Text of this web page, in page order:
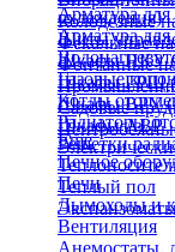
Колодезные
Фекальные
Фонтанные
Садовые
охлаждения)
Щиты
Шкафы НКУ
Шкафы ГРЩ
Шкафы ВРУ
Шкафы АВР
Арматура для
Арматура для
Газовые
Котлы
Радиаторы
Решетки
Теплый пол
Еще
Печное
Печи
Дымоходы и
Вентиляция
Анемостаты,